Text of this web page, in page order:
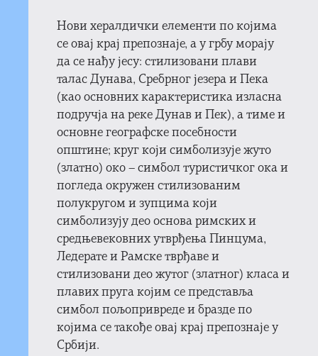
Нови хералдички елементи по којима
се овај крај препознаје, а у грбу морају
да се нађу јесу: стилизовани плави
талас Дунава, Сребрног језера и Пека
(као основних карактеристика изласна
подручја на реке Дунав и Пек), а тиме и
основне географске посебности
општине; круг који симболизује жуто
(златно) око – симбол туристичког ока и
погледа окружен стилизованим
полукругом и зупцима који
симболизују део основа римских и
средњевековних утврђења Пинцума,
Ледерате и Рамске тврђаве и
стилизовани део жутог (златног) класа и
плавих пруга којим се представља
симбол пољопривреде и бразде по
којима се такође овај крај препознаје у
Србији.